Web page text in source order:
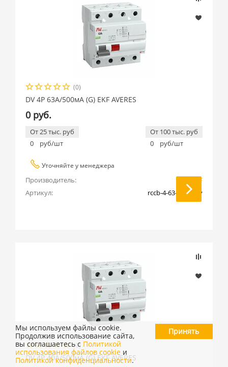
(0)
DV 4P 63А/500мА (G) EKF AVERES
0 руб.
От 25 тыс. руб
0
руб/шт
От 100 тыс. руб
0
руб/шт
Уточняйте у менеджера
Производитель:
EKF
Артикул:
rccb-4-63-500-g-av
(0)
DV 4P 40А/500мА (G) EKF AVERES
Мы используем файлы cookie.
Продолжив использование сайта,
вы соглашаетесь с Политикой
использования файлов cookie и
Политикой конфиденциальности.
Принять